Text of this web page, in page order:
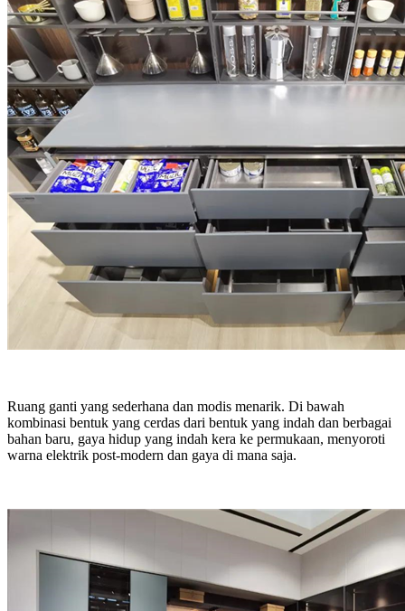
Ruang ganti yang sederhana dan modis menarik. Di bawah
kombinasi bentuk yang cerdas dari bentuk yang indah dan berbagai
bahan baru, gaya hidup yang indah kera ke permukaan, menyoroti
warna elektrik post-modern dan gaya di mana saja.